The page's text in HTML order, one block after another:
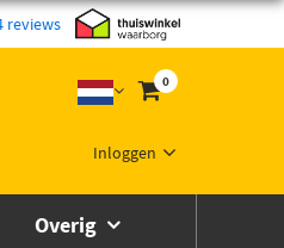
reviews
0
Inloggen
Overig